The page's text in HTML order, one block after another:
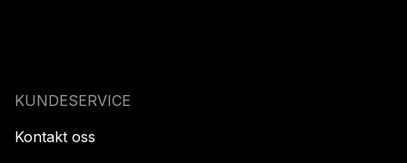
KUNDESERVICE
Kontakt oss